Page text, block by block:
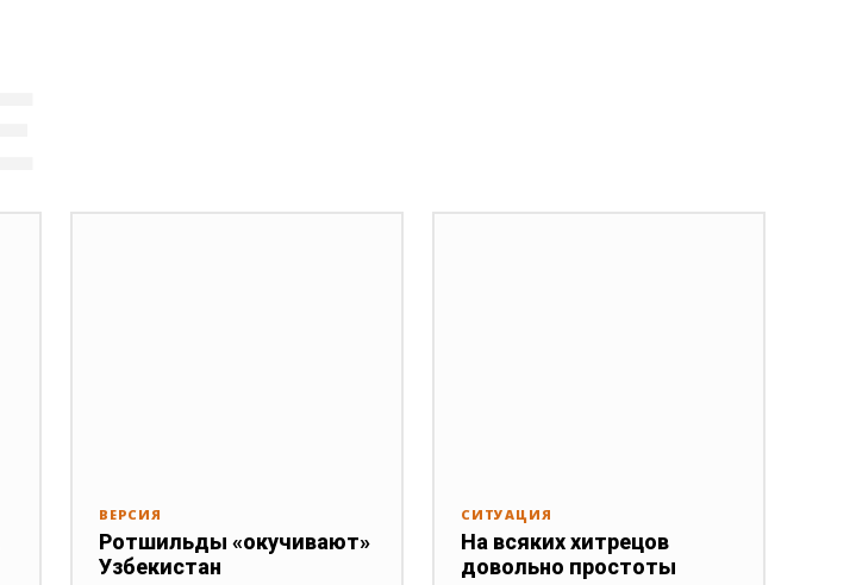
ВЕРСИЯ
Ротшильды «окучивают»
Узбекистан
СИТУАЦИЯ
На всяких хитрецов
довольно простоты